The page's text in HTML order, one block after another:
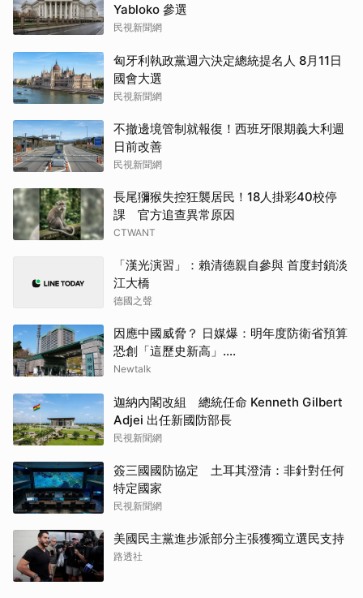
Yabloko 參選
民視新聞網
匈牙利執政黨週六決定總統提名人 8月11日
國會大選
民視新聞網
不撤邊境管制就報復！西班牙限期義大利週
日前改善
民視新聞網
長尾獼猴失控狂襲居民！18人掛彩40校停
課 官方追查異常原因
CTWANT
「漢光演習」：賴清德親自參與 首度封鎖淡
江大橋
德國之聲
因應中國威脅？ 日媒爆：明年度防衛省預算
恐創「這歷史新高」....
Newtalk
迦納內閣改組 總統任命 Kenneth Gilbert
Adjei 出任新國防部長
民視新聞網
簽三國國防協定 土耳其澄清：非針對任何
特定國家
民視新聞網
美國民主黨進步派部分主張獲獨立選民支持
路透社